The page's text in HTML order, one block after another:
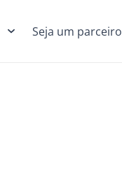
Seja um parceiro